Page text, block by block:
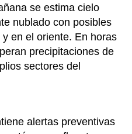
se estima cielo
nublado con posibles
y en el oriente. En horas
precipitaciones de
sectores del
alertas preventivas